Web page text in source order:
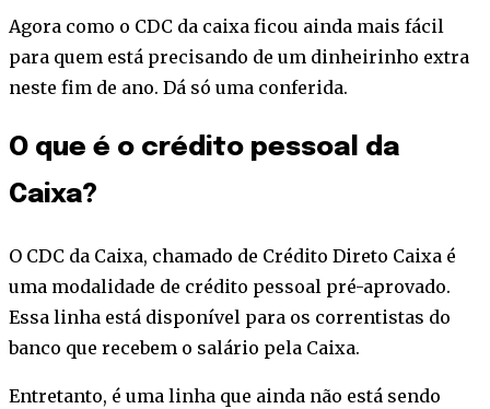
Agora como o CDC da caixa ficou ainda mais fácil
para quem está precisando de um dinheirinho extra
neste fim de ano. Dá só uma conferida.
O que é o crédito pessoal da
Caixa?
O CDC da Caixa, chamado de Crédito Direto Caixa é
uma modalidade de crédito pessoal pré-aprovado.
Essa linha está disponível para os correntistas do
banco que recebem o salário pela Caixa.
Entretanto, é uma linha que ainda não está sendo